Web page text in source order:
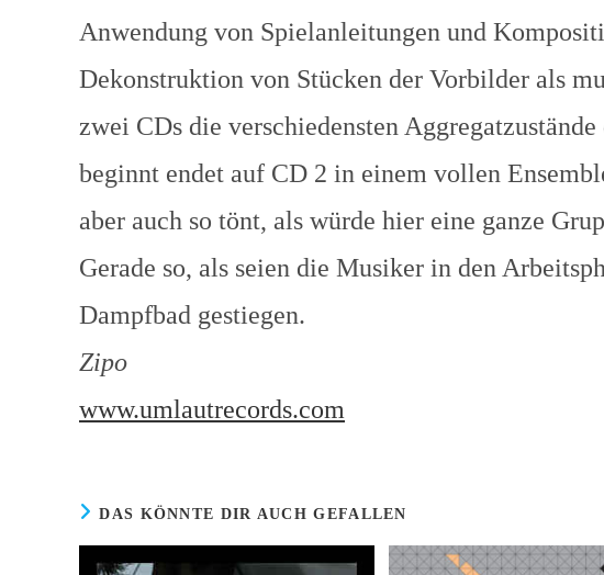
Anwendung von Spielanleitungen und
Dekonstruktion von Stücken der Vorbilder als
zwei CDs die verschiedensten
beginnt endet auf CD 2 in einem vollen
aber auch so tönt, als würde hier eine ganze
Gerade so, als seien die Musiker in den
Dampfbad gestiegen.
Zipo
www.umlautrecords.com
DAS KÖNNTE DIR AUCH GEFALLEN